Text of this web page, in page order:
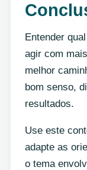
Entender
agir com
melhor
bom senso,
resultados.
Use este
adapte as
o tema